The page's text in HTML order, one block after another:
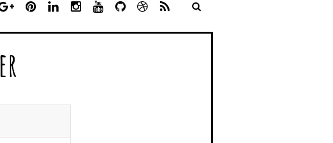
B
O
G
O
U
P
N
T
L
N
S
Y
U
G
T
D
I
S